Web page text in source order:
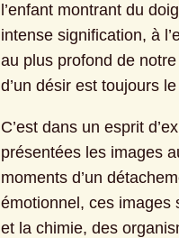
l’enfant montrant du
intense signification, à
au plus profond de
d’un désir est toujours
C’est dans un esprit
présentées les images
moments d’un
émotionnel, ces images
et la chimie, des